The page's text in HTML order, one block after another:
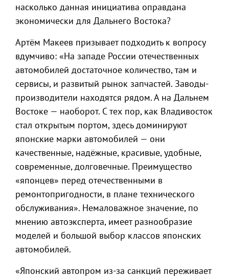
насколько данная инициатива оправдана
экономически для Дальнего Востока?
Артём Макеев призывает подходить к вопросу
вдумчиво: «На западе России отечественных
автомобилей достаточное количество, там и
сервисы, и развитый рынок запчастей. Заводы-
производители находятся рядом. А на Дальнем
Востоке — наоборот. С тех пор, как Владивосток
стал открытым портом, здесь доминируют
японские марки автомобилей — они
качественные, надёжные, красивые, удобные,
современные, долговечные. Преимущество
«японцев» перед отечественными в
ремонтопригодности, в плане технического
обслуживания». Немаловажное значение, по
мнению автоэксперта, имеет разнообразие
моделей и большой выбор классов японских
автомобилей.
«Японский автопром из-за санкций переживает